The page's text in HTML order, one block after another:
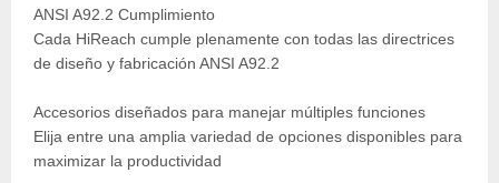
ANSI A92.2 Cumplimiento
Cada HiReach cumple plenamente con todas las directrices
de diseño y fabricación ANSI A92.2
Accesorios diseñados para manejar múltiples funciones
Elija entre una amplia variedad de opciones disponibles para
maximizar la productividad